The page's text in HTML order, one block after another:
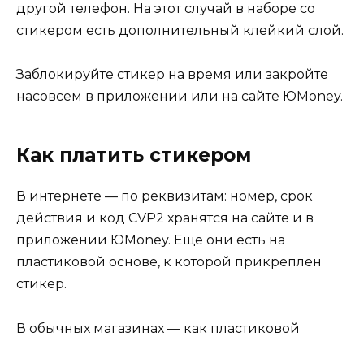
другой телефон. На этот случай в наборе со
стикером есть дополнительный клейкий слой.
Заблокируйте стикер на время или закройте
насовсем в приложении или на сайте ЮMoney.
Как платить стикером
В интернете — по реквизитам: номер, срок
действия и код CVP2 хранятся на сайте и в
приложении ЮMoney. Ещё они есть на
пластиковой основе, к которой прикреплён
стикер.
В обычных магазинах — как пластиковой